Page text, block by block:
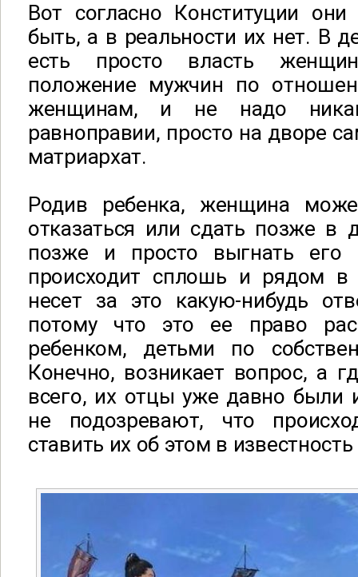
Вот согласно Конституции
быть, а в реальности их нет. В
есть просто власть
положение мужчин по
женщинам, и не надо
равноправии, просто на дворе
матриархат.
Родив ребенка, женщина
отказаться или сдать позже в
позже и просто выгнать его
происходит сплошь и рядом в
несет за это какую-нибудь
потому что это ее право
ребенком, детьми по
Конечно, возникает вопрос, а
всего, их отцы уже давно были
не подозревают, что
ставить их об этом в